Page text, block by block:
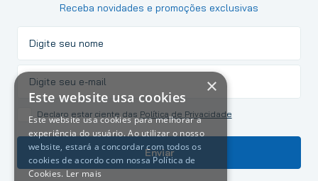
Receba novidades e promoções exclusivas
Declaro estar ciente das Política de Privacidade
Enviar
×
Este website usa cookies
Este website usa cookies para melhorar a
experiência do usuário. Ao utilizar o nosso
website, estará a concordar com todos os
cookies de acordo com nossa Política de
Cookies. Ler mais